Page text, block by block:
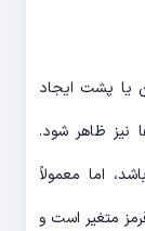
یا پشت ایجاد
ظاهر شود.
اما معمولاً
متغیر است و